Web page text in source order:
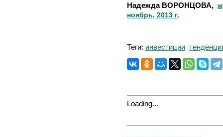
Надежда ВОРОНЦОВА,
ноябрь, 2013 г.
Теги: инвестиции
Loading...